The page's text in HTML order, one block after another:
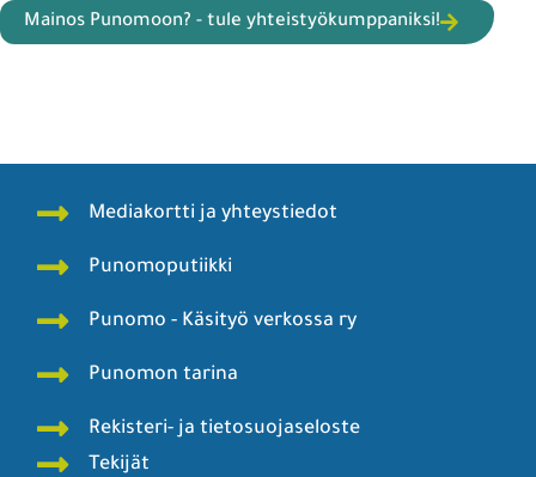
Mainos Punomoon? - tule yhteistyökumppaniksi!
Mediakortti ja yhteystiedot
Punomoputiikki
Punomo - Käsityö verkossa ry
Punomon tarina
Rekisteri- ja tietosuojaseloste
Tekijät